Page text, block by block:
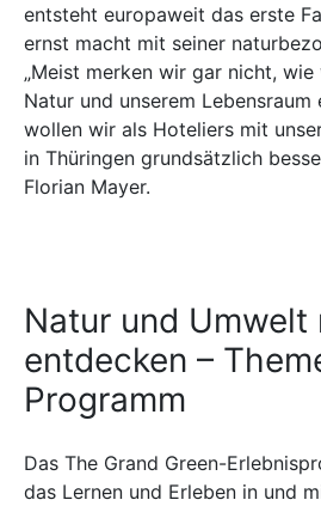
entsteht europaweit das erste
ernst macht mit seiner
„Meist merken wir gar nicht,
Natur und unserem
wollen wir als Hoteliers mit
in Thüringen grundsätzlich
Florian Mayer.
Natur und Umwelt
entdecken –
Programm
Das The Grand Green-
das Lernen und Erleben in und